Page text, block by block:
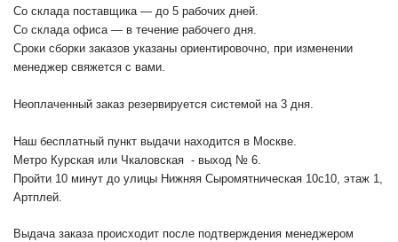
Со склада поставщика — до 5 рабочих дней.
Со склада офиса — в течение рабочего дня.
Сроки сборки заказов указаны ориентировочно, при изменении
менеджер свяжется с вами.
Неоплаченный заказ резервируется системой на 3 дня.
Наш бесплатный пункт выдачи находится в Москве.
Метро Курская или Чкаловская - выход № 6.
Пройти 10 минут до улицы Нижняя Сыромятническая 10с10, этаж 1,
Артплей.
Выдача заказа происходит после подтверждения менеджером